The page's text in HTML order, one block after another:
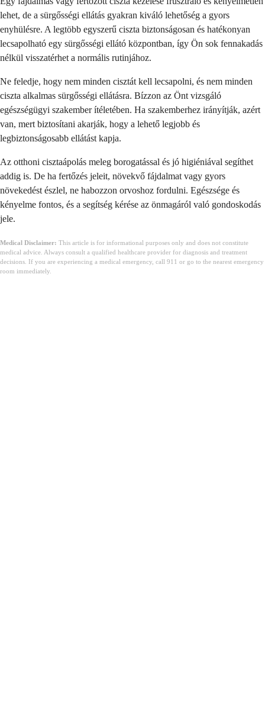
lehet, de a sürgősségi ellátás gyakran kiváló lehetőség a gyors
enyhülésre. A legtöbb egyszerű ciszta biztonságosan és hatékonyan
lecsapolható egy sürgősségi ellátó központban, így Ön sok fennakadás
nélkül visszatérhet a normális rutinjához.
Ne feledje, hogy nem minden cisztát kell lecsapolni, és nem minden
ciszta alkalmas sürgősségi ellátásra. Bízzon az Önt vizsgáló
egészségügyi szakember ítéletében. Ha szakemberhez irányítják, azért
van, mert biztosítani akarják, hogy a lehető legjobb és
legbiztonságosabb ellátást kapja.
Az otthoni cisztaápolás meleg borogatással és jó higiéniával segíthet
addig is. De ha fertőzés jeleit, növekvő fájdalmat vagy gyors
növekedést észlel, ne habozzon orvoshoz fordulni. Egészsége és
kényelme fontos, és a segítség kérése az önmagáról való gondoskodás
jele.
Medical Disclaimer: This article is for informational purposes only and does not constitute
medical advice. Always consult a qualified healthcare provider for diagnosis and treatment
decisions. If you are experiencing a medical emergency, call 911 or go to the nearest emergency
room immediately.